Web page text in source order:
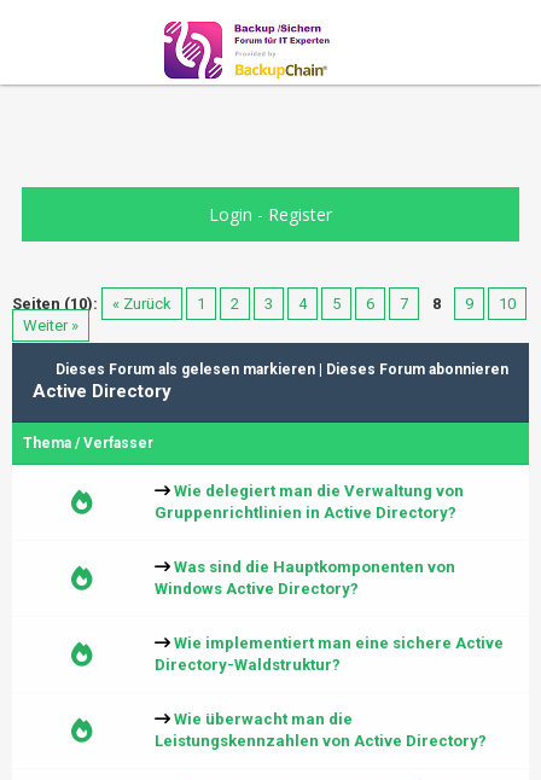
Login - Register
Seiten (10): « Zurück 1 2 3 4 5 6 7 8 9
10
Weiter »
Dieses Forum als gelesen markieren Dieses Forum abonnieren
Active Directory
Thema /Verfasser
Wie delegiert man die Verwaltung von
Gruppenrichtlinien in Active Directory?
Was sind die Hauptkomponenten von
Windows Active Directory?
Wie implementiert man eine sichere Active
Directory-Waldstruktur?
Wie überwacht man die
Leistungskennzahlen von Active Directory?